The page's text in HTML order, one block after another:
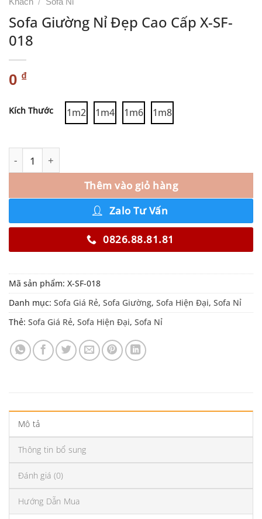
Sofa Giường Nỉ Đẹp Cao Cấp X-SF-
018
0 ₫
Kích Thước 1m2 1m4 1m6 1m8
Thêm vào giỏ hàng
Zalo Tư Vấn
0826.88.81.81
Mã sản phẩm: X-SF-018
Danh mục: Sofa Giá Rẻ, Sofa Giường, Sofa Hiện Đại, Sofa Nỉ
Thẻ: Sofa Giá Rẻ, Sofa Hiện Đại, Sofa Nỉ
Mô tả
Thông tin bổ sung
Đánh giá (0)
Hướng Dẫn Mua